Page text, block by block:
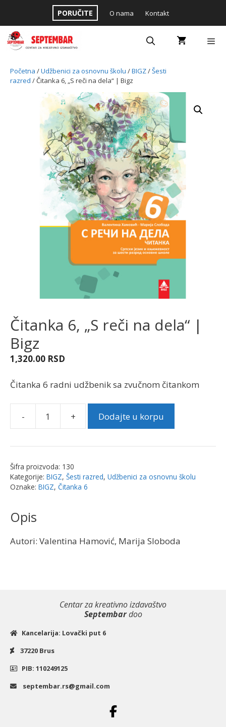
content
PORUČITE O nama Kontakt
Početna /Udžbenici za osnovnu školu /BIGZ/Šesti
razred / Čitanka 6, „S reči na dela“ | Bigz
Čitanka 6, „S reči na dela“ |
Bigz
1,320.00 RSD
Čitanka 6 radni udžbenik sa zvučnom čitankom
-
Čitanka
"S
dela"
+ Dodajte u korpu
Šifra proizvoda: 130
Kategorije: BIGZ, Šesti razred, Udžbenici za osnovnu školu
Oznake: BIGZ, Čitanka 6
Opis
Autori: Valentina Hamović, Marija Sloboda
Centar za kreativno izdavaštvo
Septembardoo
Kancelarija: Lovački put 6
37220 Brus
PIB: 110249125
septembar.rs@gmail.com